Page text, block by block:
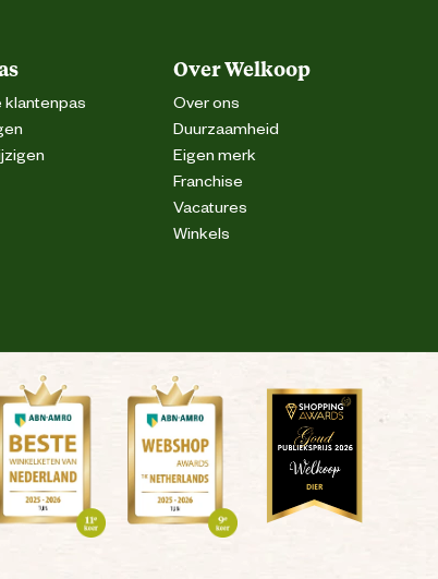
klantenpas
Over Welkoop
Over ons
Duurzaamheid
Eigen merk
Franchise
Vacatures
Winkels